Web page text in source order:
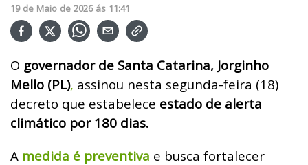
19 de Maio de 2026 ás 11:41
O governador de Santa Catarina, Jorginho
Mello (PL), assinou nesta segunda-feira (18)
decreto que estabelece estado de alerta
climático por 180 dias.
A medida é preventiva e busca fortalecer